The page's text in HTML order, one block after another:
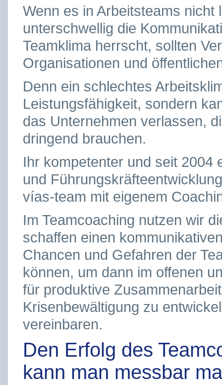
Wenn es in Arbeitsteams
unterschwellig die
Teamklima herrscht, sollten
Organisationen und
Denn ein schlechtes
Leistungsfähigkeit, sondern
das Unternehmen verlassen,
dringend brauchen.
Ihr kompetenter und seit 2004
und
vías-team mit eigenem
Im Teamcoaching nutzen wir
schaffen einen
Chancen und Gefahren der
können, um dann im offenen
für produktive
Krisenbewältigung zu
vereinbaren.
Den Erfolg des
kann man messbar